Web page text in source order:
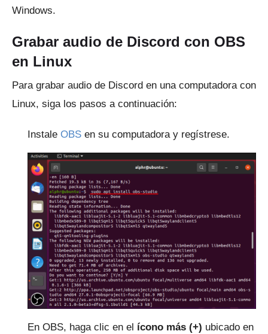
Windows.
Grabar audio de Discord con OBS
en Linux
Para grabar audio de Discord en una computadora con
Linux, siga los pasos a continuación:
Instale OBS en su computadora y regístrese.
En OBS, haga clic en el ícono más (+) ubicado en